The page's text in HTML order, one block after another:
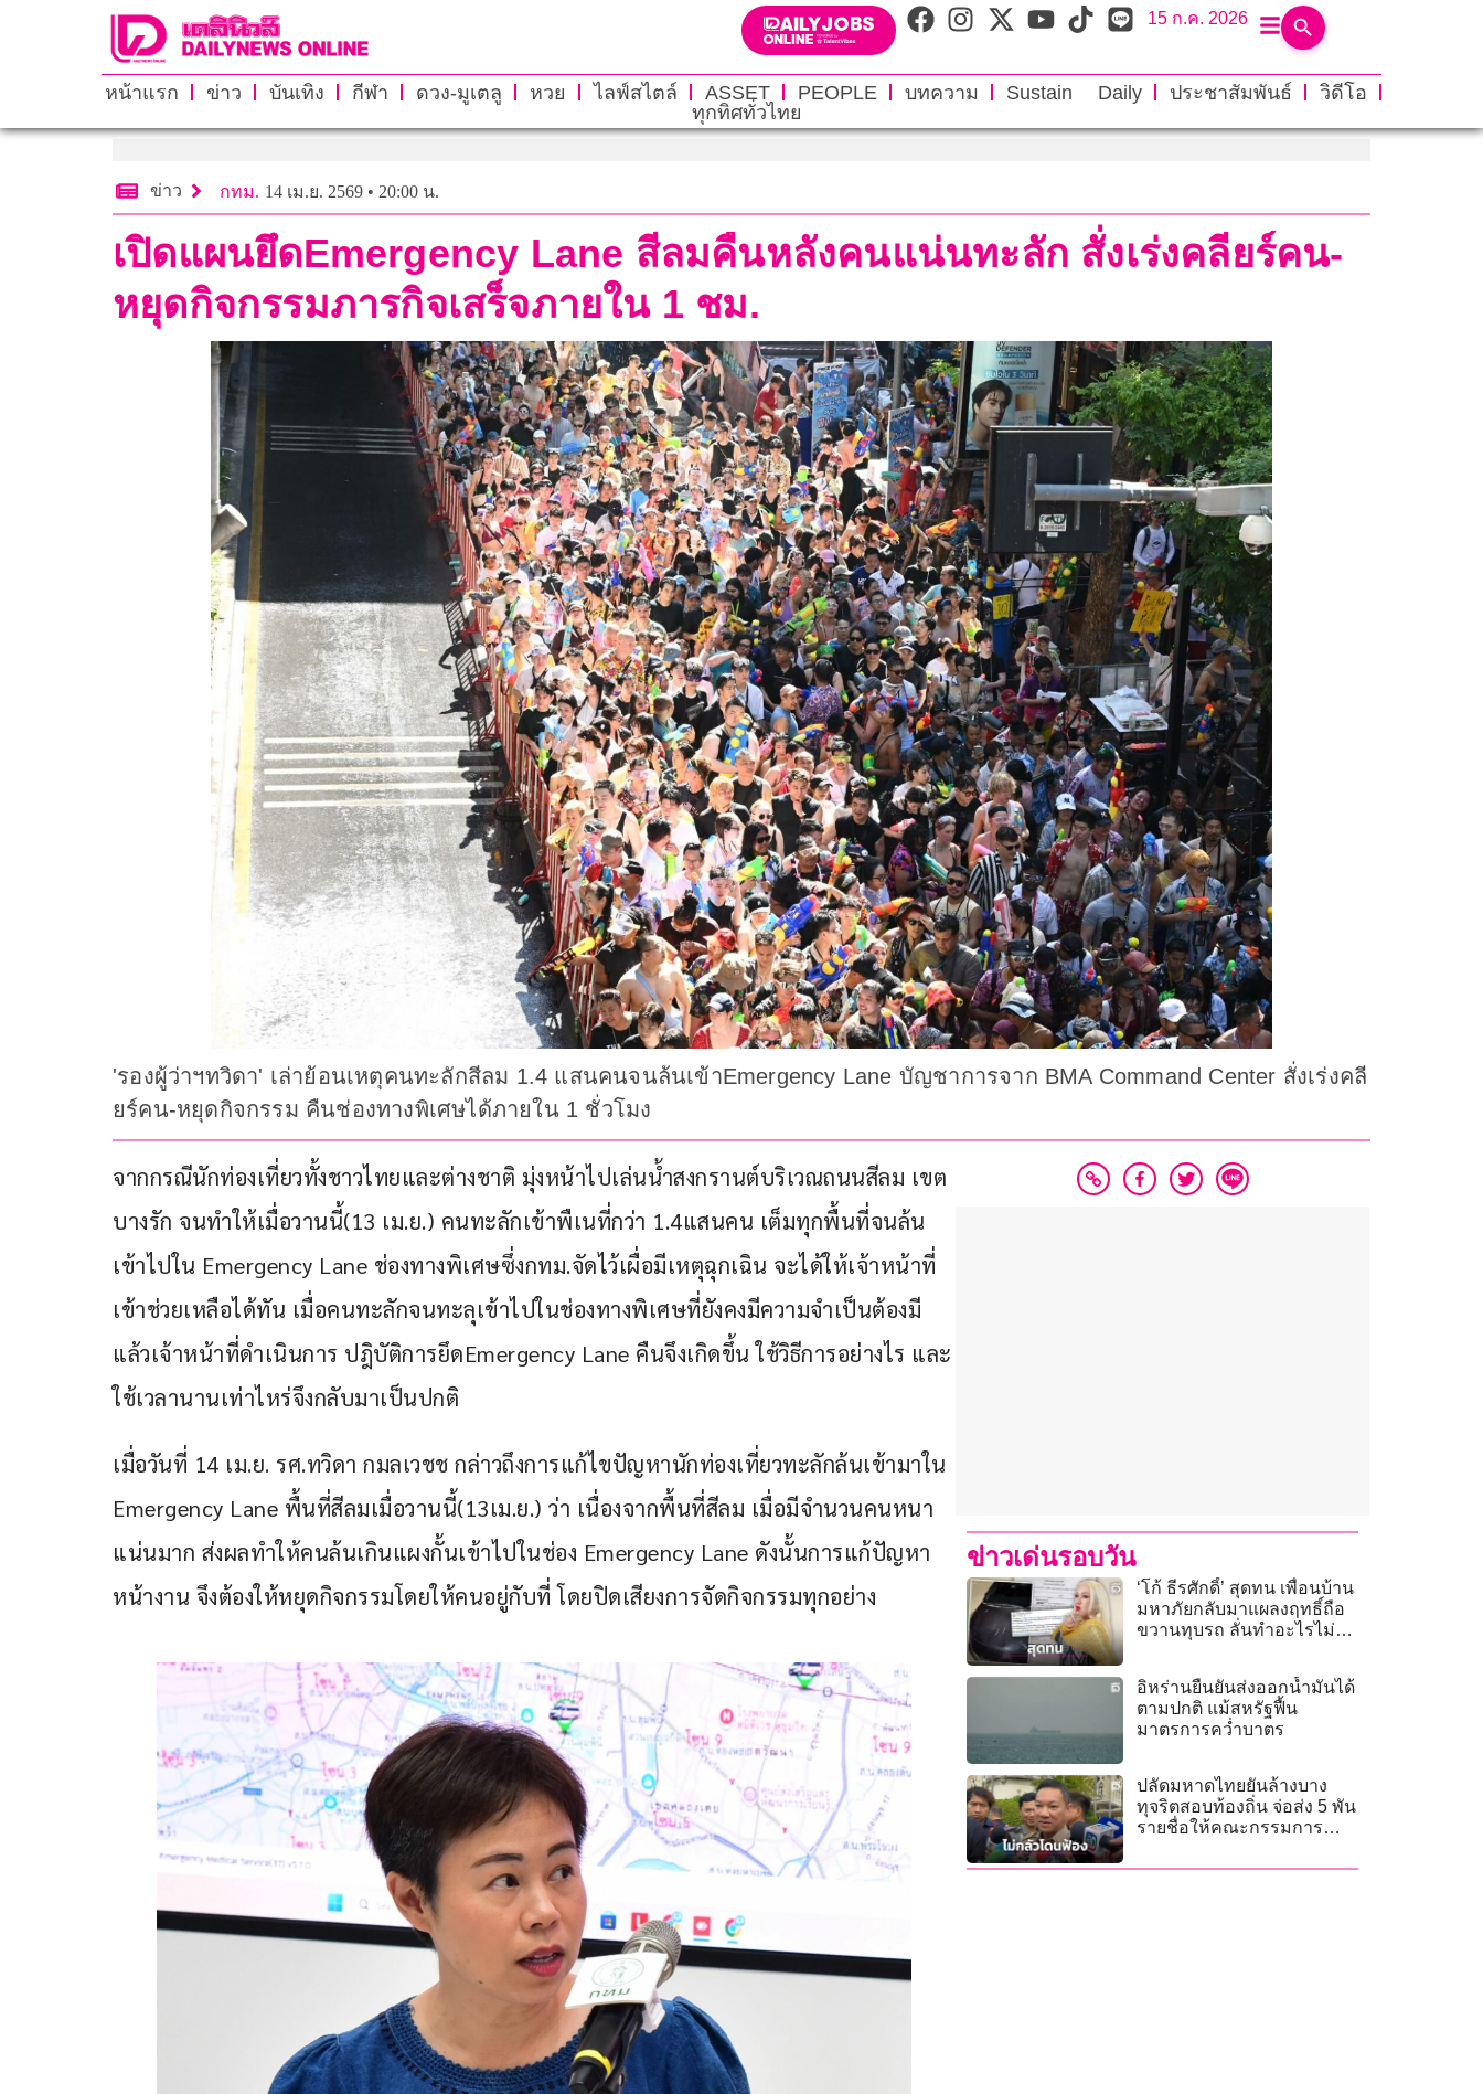
15 ก.ค. 2026
หน้าแรก ข่าว บันเทิง กีฬา ดวง-มูเตลู หวย ไลฟ์สไตล์ ASSET PEOPLE บทความ Sustain Daily ประชาสัมพันธ์
วิดีโอ
ทุกทิศทั่วไทย
ข่าว กทม. 14 เม.ย. 2569 • 20:00 น.
เปิดแผนยึดEmergency Lane สีลมคืนหลังคนแน่นทะลัก สั่งเร่งคลียร์คน-
หยุดกิจกรรมภารกิจเสร็จภายใน 1 ชม.
'รองผู้ว่าฯทวิดา' เล่าย้อนเหตุคนทะลักสีลม 1.4 แสนคนจนล้นเข้าEmergency Lane บัญชาการจาก BMA Command Center สั่งเร่งคลี
ยร์คน-หยุดกิจกรรม คืนช่องทางพิเศษได้ภายใน 1 ชั่วโมง
จากกรณีนักท่องเที่ยวทั้งชาวไทยและต่างชาติ มุ่งหน้าไปเล่นน้ำสงกรานต์บริเวณถนนสีลม เขต
บางรัก จนทำให้เมื่อวานนี้(13 เม.ย.) คนทะลักเข้าพืเนที่กว่า 1.4แสนคน เต็มทุกพื้นที่จนล้น
เข้าไปใน Emergency Lane ช่องทางพิเศษซึ่งกทม.จัดไว้เผื่อมีเหตุฉุกเฉิน จะได้ให้เจ้าหน้าที่
เข้าช่วยเหลือได้ทัน เมื่อคนทะลักจนทะลุเข้าไปในช่องทางพิเศษที่ยังคงมีความจำเป็นต้องมี
แล้วเจ้าหน้าที่ดำเนินการ ปฎิบัติการยึดEmergency Lane คืนจึงเกิดขึ้น ใช้วิธีการอย่างไร และ
ใช้เวลานานเท่าไหร่จึงกลับมาเป็นปกติ
เมื่อวันที่ 14 เม.ย. รศ.ทวิดา กมลเวชช กล่าวถึงการแก้ไขปัญหานักท่องเที่ยวทะลักล้นเข้ามาใน
Emergency Lane พื้นที่สีลมเมื่อวานนี้(13เม.ย.) ว่า เนื่องจากพื้นที่สีลม เมื่อมีจำนวนคนหนา
แน่นมาก ส่งผลทำให้คนล้นเกินแผงกั้นเข้าไปในช่อง Emergency Lane ดังนั้นการแก้ปัญหา
หน้างาน จึงต้องให้หยุดกิจกรรมโดยให้คนอยู่กับที่ โดยปิดเสียงการจัดกิจกรรมทุกอย่าง
ข่าวเด่นรอบวัน
‘โก้ ธีรศักดิ์’ สุดทน เพื่อนบ้าน
มหาภัยกลับมาแผลงฤทธิ์ถือ
ขวานทุบรถ ลั่นทำอะไรไม่ได้
อิหร่านยืนยันส่งออกน้ำมันได้
ตามปกติ แม้สหรัฐฟื้น
มาตรการคว่ำบาตร
ปลัดมหาดไทยยันล้างบาง
ทุจริตสอบท้องถิ่น จ่อส่ง 5 พัน
รายชื่อให้คณะกรรมการ